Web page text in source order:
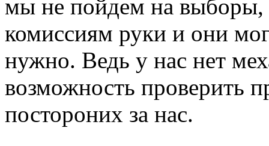
мы не пойдем на выборы,
комиссиям руки и они
нужно. Ведь у нас нет
возможность проверить
постороних за нас.